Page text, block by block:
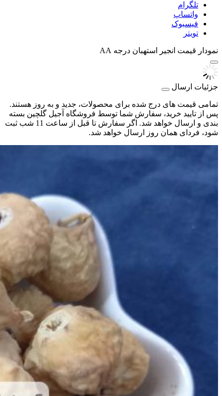
تلگرام
واتساپ
فیسبوک
تویتر
نمودار قیمت انجیر استهبان درجه AA
جزئیات ارسال
تمامی قیمت های درج شده برای محصولات، جدید و به روز هستند.
پس از تایید خرید، سفارش شما توسط فروشگاه آجیل گلچین بسته
بندی و ارسال خواهد شد. اگر سفارش تا قبل از ساعت 11 شب ثبت
شود، فردای همان روز ارسال خواهد شد.